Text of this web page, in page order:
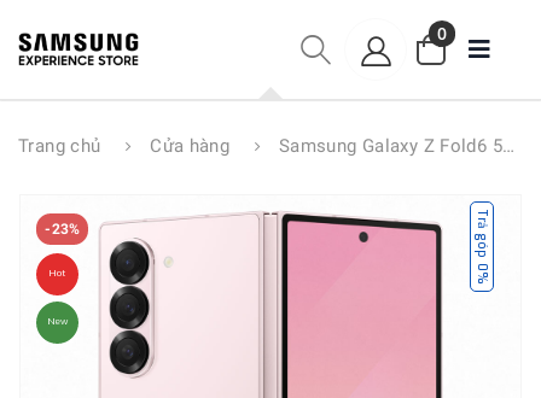
0
Trang chủ Cửa hàng Samsung Galaxy Z Fold6 5G 12GB/256GB
-23%
Hot
New
Trả góp 0%